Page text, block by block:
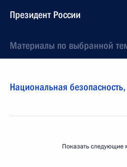
Президент России
Материалы по выбранной
Национальная безопасность,
Показать следующие